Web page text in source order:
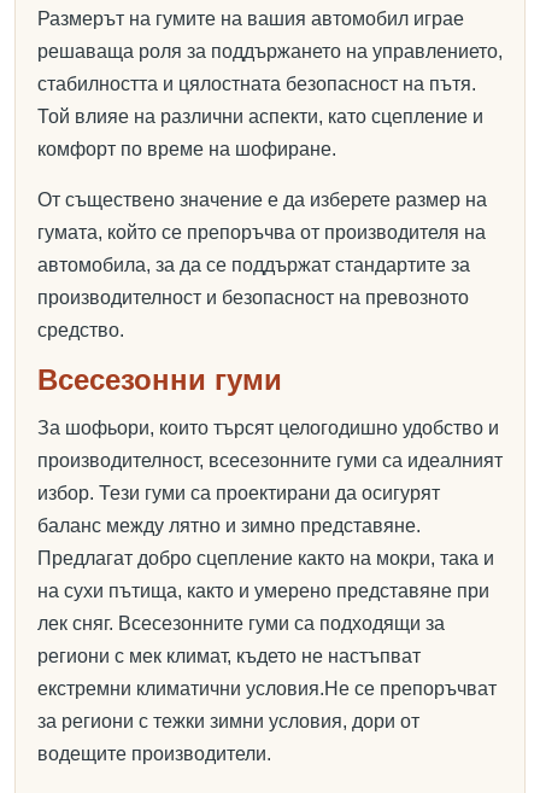
Размерът на гумите на вашия автомобил играе
решаваща роля за поддържането на управлението,
стабилността и цялостната безопасност на пътя.
Той влияе на различни аспекти, като сцепление и
комфорт по време на шофиране.
От съществено значение е да изберете размер на
гумата, който се препоръчва от производителя на
автомобила, за да се поддържат стандартите за
производителност и безопасност на превозното
средство.
Всесезонни гуми
За шофьори, които търсят целогодишно удобство и
производителност, всесезонните гуми са идеалният
избор. Тези гуми са проектирани да осигурят
баланс между лятно и зимно представяне.
Предлагат добро сцепление както на мокри, така и
на сухи пътища, както и умерено представяне при
лек сняг. Всесезонните гуми са подходящи за
региони с мек климат, където не настъпват
екстремни климатични условия.Не се препоръчват
за региони с тежки зимни условия, дори от
водещите производители.